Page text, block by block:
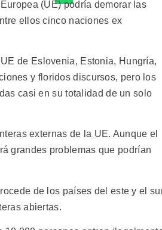
(UE) podría demorar las
ellos cinco naciones ex
de Eslovenia, Estonia, Hungría,
y floridos discursos, pero los
casi en su totalidad de un solo
externas de la UE. Aunque el
grandes problemas que podrían
de los países del este y el
abiertas.